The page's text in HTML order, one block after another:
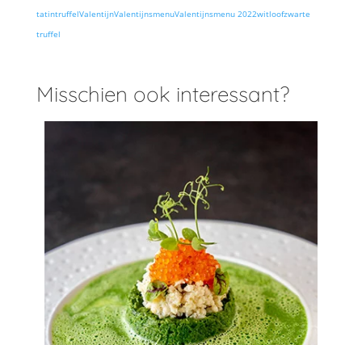
tatintruffelValentijnValentijnsmenuValentijnsmenu 2022witloofzwarte
truffel
Misschien ook interessant?